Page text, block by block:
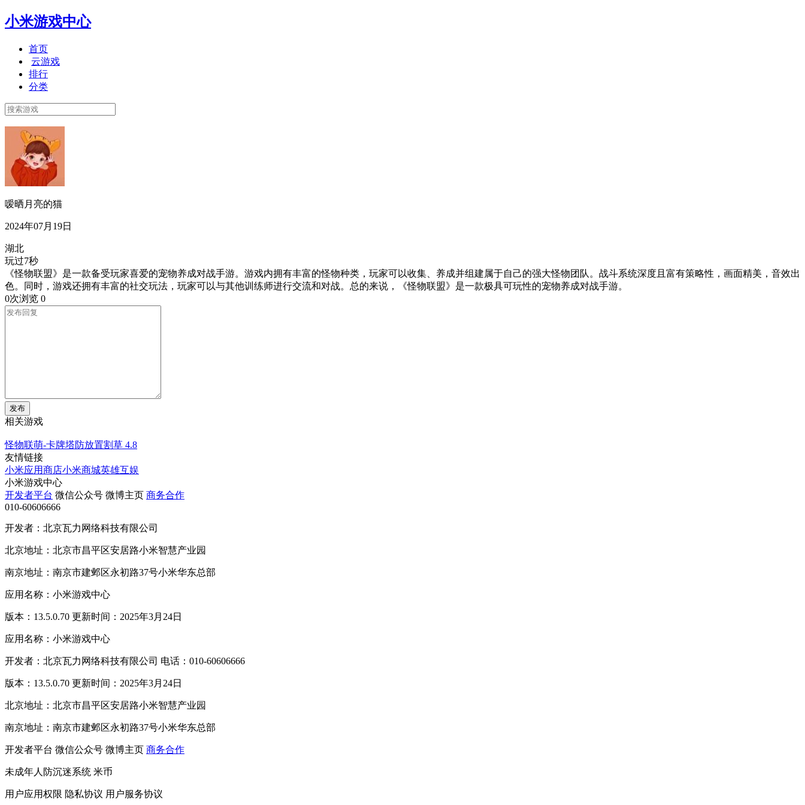
小米游戏中心
首页
云游戏
排行
分类
嗳晒月亮的猫
2024年07月19日
湖北
玩过7秒
《怪物联盟》是一款备受玩家喜爱的宠物养成对战手游。游戏内拥有丰富的怪物种类，玩家可以收集、养成并组建属于自己的强大怪物团队。战斗系统深度且富有策略性，画面精美，音效出
色。同时，游戏还拥有丰富的社交玩法，玩家可以与其他训练师进行交流和对战。总的来说，《怪物联盟》是一款极具可玩性的宠物养成对战手游。
0次浏览 0
发布
相关游戏
怪物联萌-卡牌塔防放置割草 4.8
友情链接
小米应用商店小米商城英雄互娱
小米游戏中心
开发者平台 微信公众号 微博主页 商务合作
010-60606666
开发者：北京瓦力网络科技有限公司
北京地址：北京市昌平区安居路小米智慧产业园
南京地址：南京市建邺区永初路37号小米华东总部
应用名称：小米游戏中心
版本：13.5.0.70 更新时间：2025年3月24日
应用名称：小米游戏中心
开发者：北京瓦力网络科技有限公司 电话：010-60606666
版本：13.5.0.70 更新时间：2025年3月24日
北京地址：北京市昌平区安居路小米智慧产业园
南京地址：南京市建邺区永初路37号小米华东总部
开发者平台 微信公众号 微博主页 商务合作
未成年人防沉迷系统 米币
用户应用权限 隐私协议 用户服务协议